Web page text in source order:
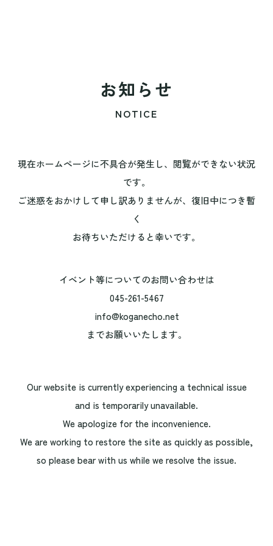
お知らせ
NOTICE
現在ホームページに不具合が発生し、閲覧ができない状況
です。
ご迷惑をおかけして申し訳ありませんが、復旧中につき暫
く
お待ちいただけると幸いです。
イベント等についてのお問い合わせは
045-261-5467
info@koganecho.net
までお願いいたします。
Our website is currently experiencing a technical issue
and is temporarily unavailable.
We apologize for the inconvenience.
We are working to restore the site as quickly as possible,
so please bear with us while we resolve the issue.